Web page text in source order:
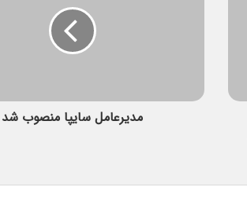
مدیرعامل سایپا منصوب شد